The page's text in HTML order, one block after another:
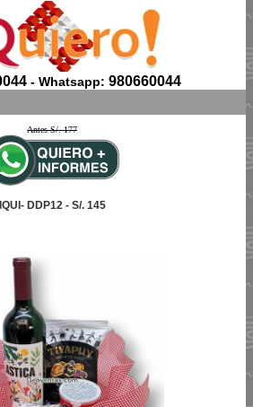
- Whatsapp: 980660044
Antes S/. 177
IQUI- DDP12 - S/. 145